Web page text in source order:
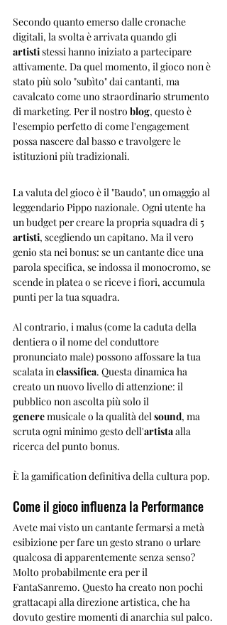
Secondo quanto emerso dalle cronache
digitali, la svolta è arrivata quando gli
artisti stessi hanno iniziato a partecipare
attivamente. Da quel momento, il gioco non è
stato più solo "subìto" dai cantanti, ma
cavalcato come uno straordinario strumento
di marketing. Per il nostro blog, questo è
l'esempio perfetto di come l'engagement
possa nascere dal basso e travolgere le
istituzioni più tradizionali.
La valuta del gioco è il "Baudo", un omaggio al
leggendario Pippo nazionale. Ogni utente ha
un budget per creare la propria squadra di 5
artisti, scegliendo un capitano. Ma il vero
genio sta nei bonus: se un cantante dice una
parola specifica, se indossa il monocromo, se
scende in platea o se riceve i fiori, accumula
punti per la tua squadra.
Al contrario, i malus (come la caduta della
dentiera o il nome del conduttore
pronunciato male) possono affossare la tua
scalata in classifica. Questa dinamica ha
creato un nuovo livello di attenzione: il
pubblico non ascolta più solo il
genere musicale o la qualità del sound, ma
scruta ogni minimo gesto dell'artista alla
ricerca del punto bonus.
È la gamification definitiva della cultura pop.
Come il gioco influenza la Performance
Avete mai visto un cantante fermarsi a metà
esibizione per fare un gesto strano o urlare
qualcosa di apparentemente senza senso?
Molto probabilmente era per il
FantaSanremo. Questo ha creato non pochi
grattacapi alla direzione artistica, che ha
dovuto gestire momenti di anarchia sul palco.